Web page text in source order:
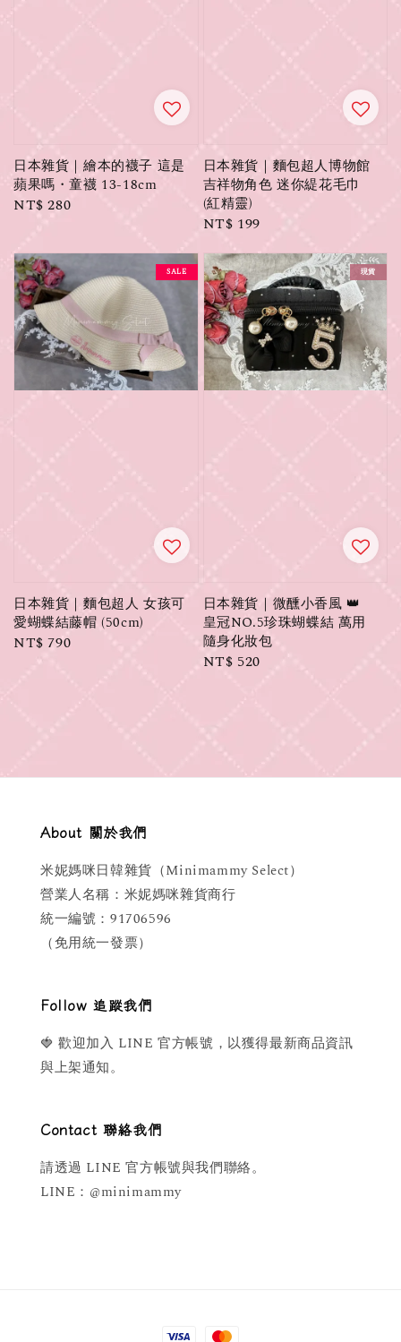
日本雜貨｜繪本的襪子 這是
蘋果嗎・童襪 13-18cm
Regular
NT$ 280
日本雜貨｜麵包超人博物館
吉祥物角色 迷你緹花毛巾
(紅精靈)
Regular
NT$ 199
SALE
日本雜貨｜麵包超人 女孩可
愛蝴蝶結藤帽 (50cm)
Regular
price
NT$ 790
現貨
日本雜貨｜微醺小香風 👑
皇冠NO.5珍珠蝴蝶結 萬用
隨身化妝包
Regular
NT$ 520
About 關於我們
米妮媽咪日韓雜貨（Minimammy Select）
營業人名稱：米妮媽咪雜貨商行
統一編號：91706596
（免用統一發票）
Follow 追蹤我們
🍓 歡迎加入 LINE 官方帳號，以獲得最新商品資訊
與上架通知。
Contact 聯絡我們
請透過 LINE 官方帳號與我們聯絡。
LINE：@minimammy